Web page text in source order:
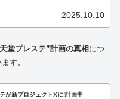
2025.10.10
堂プレステ”計画の真相 につ
す。
が新プロジェクトXに!計画中